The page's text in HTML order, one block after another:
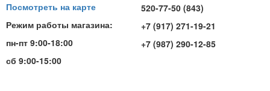
Посмотреть на карте
Режим работы магазина:
пн-пт 9:00-18:00
сб 9:00-15:00
520-77-50 (843)
+7 (917) 271-19-21
+7 (987) 290-12-85